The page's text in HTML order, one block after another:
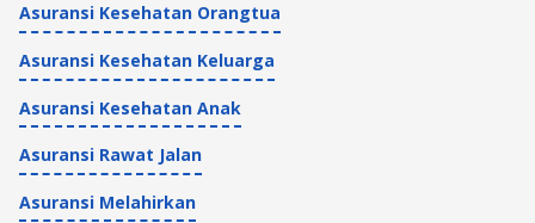
Asuransi Kesehatan Orangtua
Asuransi Kesehatan Keluarga
Asuransi Kesehatan Anak
Asuransi Rawat Jalan
Asuransi Melahirkan